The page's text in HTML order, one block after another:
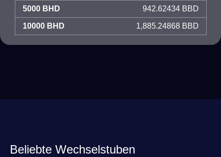
5000 BHD 942.62434 BBD
10000 BHD 1,885.24868 BBD
Beliebte Wechselstuben